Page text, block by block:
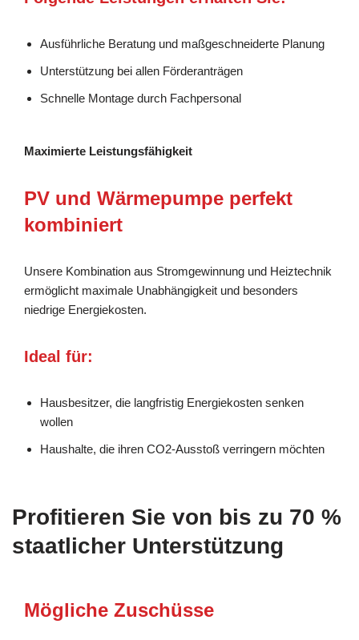
Ausführliche Beratung und maßgeschneiderte Planung
Unterstützung bei allen Förderanträgen
Schnelle Montage durch Fachpersonal
Maximierte Leistungsfähigkeit
PV und Wärmepumpe perfekt
kombiniert
Unsere Kombination aus Stromgewinnung und Heiztechnik
ermöglicht maximale Unabhängigkeit und besonders
niedrige Energiekosten.
Ideal für:
Hausbesitzer, die langfristig Energiekosten senken
wollen
Haushalte, die ihren CO2-Ausstoß verringern möchten
Profitieren Sie von bis zu 70 %
staatlicher Unterstützung
Mögliche Zuschüsse